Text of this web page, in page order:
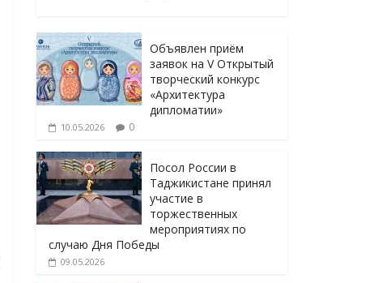
Объявлен приём
заявок на V Открытый
творческий конкурс
«Архитектура
дипломатии»
10.05.2026 0
Посол России в
Таджикистане принял
участие в
торжественных
мероприятиях по
случаю Дня Победы
09.05.2026